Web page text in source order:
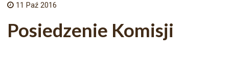
11 Paź 2016
Posiedzenie Komisji